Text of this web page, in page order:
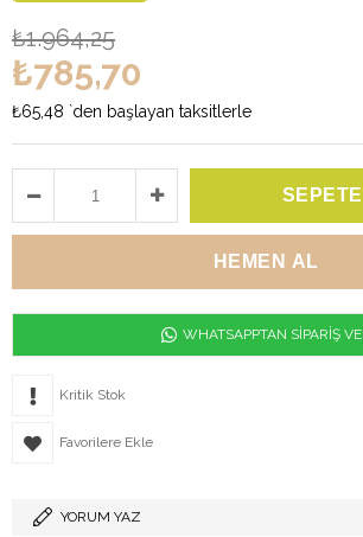
₺1.964,25
₺785,70
₺65,48 `den başlayan taksitlerle
WHATSAPPTAN SİPARİŞ
Kritik Stok
Favorilere Ekle
YORUM YAZ